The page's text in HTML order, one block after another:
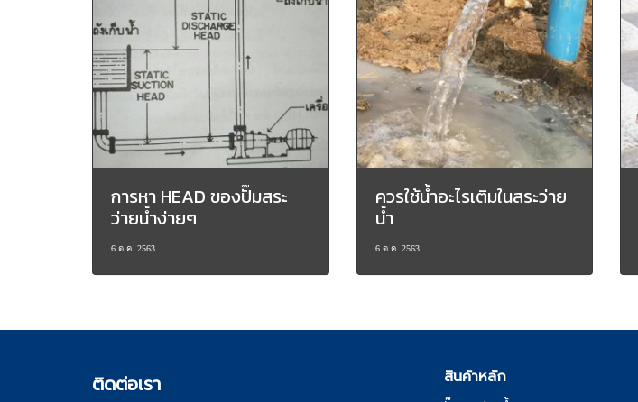
การหา HEAD ของปั๊มสระ
ว่ายน้ำง่ายๆ
6 ต.ค. 2563
ควรใช้น้ำอะไรเติมในสระว่าย
น้ำ
6 ต.ค. 2563
ติดต่อเรา สินค้าหลัก